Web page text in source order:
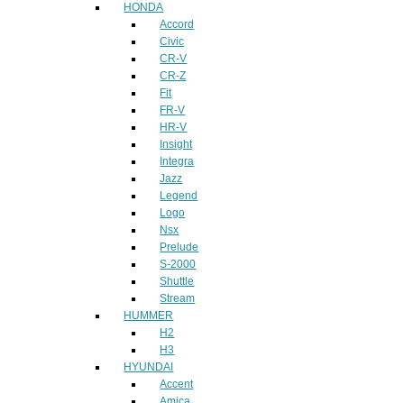
HONDA
Accord
Civic
CR-V
CR-Z
Fit
FR-V
HR-V
Insight
Integra
Jazz
Legend
Logo
Nsx
Prelude
S-2000
Shuttle
Stream
HUMMER
H2
H3
HYUNDAI
Accent